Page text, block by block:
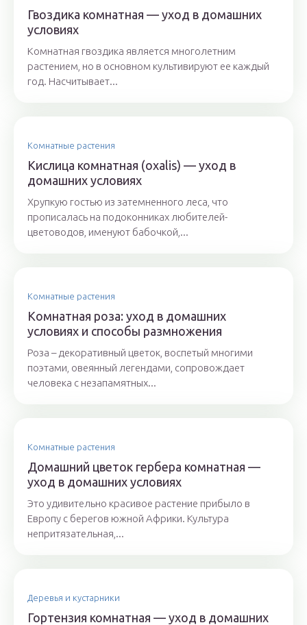
Гвоздика комнатная — уход в домашних
условиях
Комнатная гвоздика является многолетним
растением, но в основном культивируют ее каждый
год. Насчитывает...
Комнатные растения
Кислица комнатная (oxalis) — уход в
домашних условиях
Хрупкую гостью из затемненного леса, что
прописалась на подоконниках любителей-
цветоводов, именуют бабочкой,...
Комнатные растения
Комнатная роза: уход в домашних
условиях и способы размножения
Роза – декоративный цветок, воспетый многими
поэтами, овеянный легендами, сопровождает
человека с незапамятных...
Комнатные растения
Домашний цветок гербера комнатная —
уход в домашних условиях
Это удивительно красивое растение прибыло в
Европу с берегов южной Африки. Культура
непритязательная,...
Деревья и кустарники
Гортензия комнатная — уход в домашних